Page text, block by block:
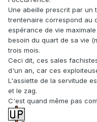
Une abeille prescrit par un
trentenaire correspond au
espérance de vie
besoin du quart de sa vie
trois mois.
Ceci dit, ces sales
d'un an, car ces
L'assiette de la servitude
et le zag.
C'est quand même pas